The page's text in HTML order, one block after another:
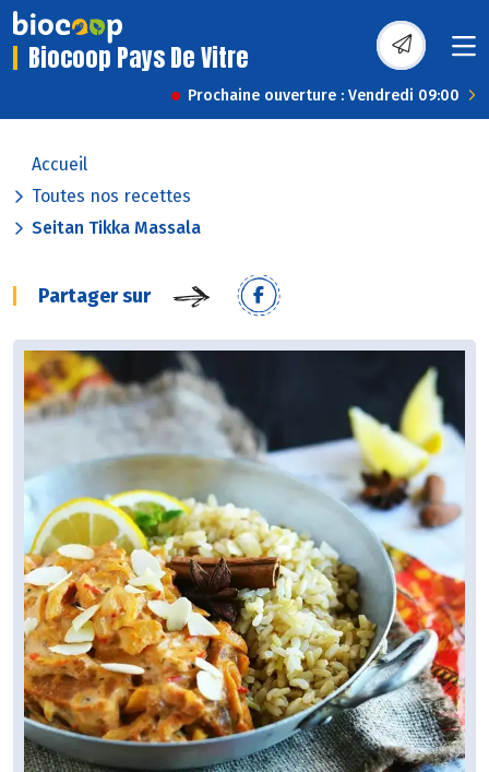
Biocoop Pays De Vitre
Prochaine ouverture : Vendredi 09:00
Accueil
Toutes nos recettes
Seitan Tikka Massala
Partager sur